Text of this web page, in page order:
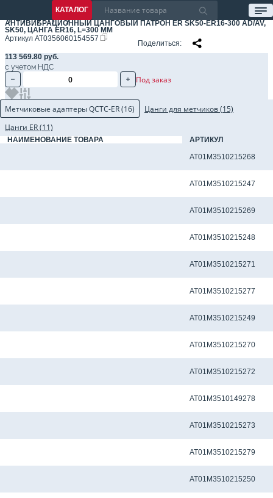
КАТАЛОГ
АНТИВИБРАЦИОННЫЙ ЦАНГОВЫЙ ПАТРОН ER SK50-ER16-300 AD/AV,
SK50, ЦАНГА ER16, L=300 ММ
Артикул AT0356060154557
Поделиться
113 569.80 руб.
с учетом НДС
Под заказ
Метчиковые адаптеры QCTC-ER (16)
Цанги для метчиков (15)
Цанги ER (11)
НАИМЕНОВАНИЕ ТОВАРА
АРТИКУЛ
AT01M3510215268
AT01M3510215247
AT01M3510215269
AT01M3510215248
AT01M3510215271
AT01M3510215277
AT01M3510215249
AT01M3510215270
AT01M3510215272
AT01M3510149278
AT01M3510215273
AT01M3510215279
AT01M3510215250